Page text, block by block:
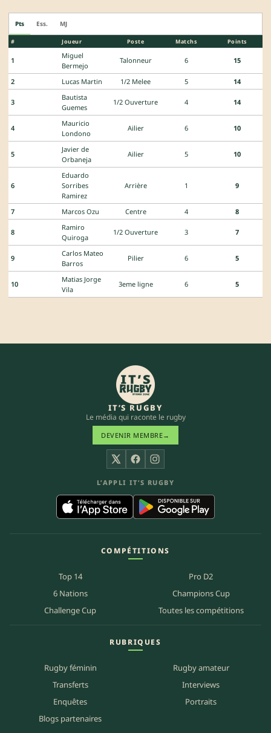
Pts Ess. MJ
# Joueur Poste Matchs Points
1
Miguel
Bermejo
Talonneur 6 15
2 Lucas Martin 1/2 Melee 5 14
3
Bautista
Guemes
1/2 Ouverture 4 14
4
Mauricio
Londono
Ailier 6 10
5
Javier de
Orbaneja
Ailier 5 10
6
Eduardo
Sorribes
Ramirez
Arrière 1 9
7 Marcos Ozu Centre 4 8
8
Ramiro
Quiroga
1/2 Ouverture 3 7
9
Carlos Mateo
Barros
Pilier 6 5
10
Matias Jorge
Vila
3eme ligne 6 5
IT’S RUGBY
Le média qui raconte le rugby
DEVENIR MEMBRE→
X FacebookInstagram
L’APPLI IT’S RUGBY
COMPÉTITIONS
Top 14
Pro D2
6 Nations
Champions Cup
Challenge Cup
Toutes les compétitions
RUBRIQUES
Rugby féminin
Rugby amateur
Transferts
Interviews
Enquêtes
Portraits
Blogs partenaires